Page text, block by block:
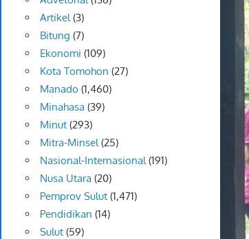
Artikel(3)
Bitung (7)
Ekonomi (109)
Kota Tomohon (27)
Manado (1,460)
Minahasa (39)
Minut(293)
Mitra-Minsel(25)
Nasional-Internasional(191)
Nusa Utara (20)
Pemprov Sulut(1,471)
Pendidikan (14)
Sulut(59)